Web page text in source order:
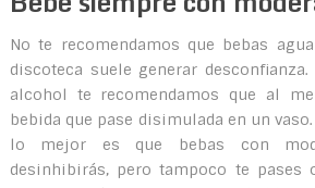
No te recomendamos que bebas
discoteca suele generar
alcohol te recomendamos que al
bebida que pase disimulada en un
lo mejor es que bebas con
desinhibirás, pero tampoco te